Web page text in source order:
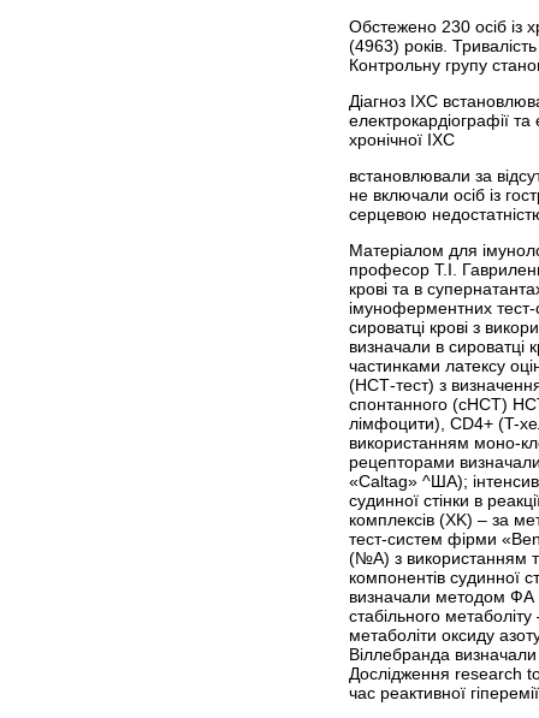
Обстежено 230 осіб із
(4963) років.
Контрольну групу
Діагноз ІХС
електрокардіографії
хронічної ІХС
встановлювали за
не включали осіб із
серцевою
Матеріалом для
професор T.I.
крові та в
імуноферментних
сироватці крові з
визначали в
частинками латексу
(НСТ-тест) з
спонтанного (сНСТ)
лімфоцити), CD4+ (T-
використанням моно-
рецепторaми
«Caltag» ^ША);
судинної стінки в
комплексів (XK) – за
тест-систем фірми
(№А) з використанням
компонентів судинної
визначали методом ФА
стабільного
метаболіти оксиду
Віллебранда
Дослідження research
час реактивної